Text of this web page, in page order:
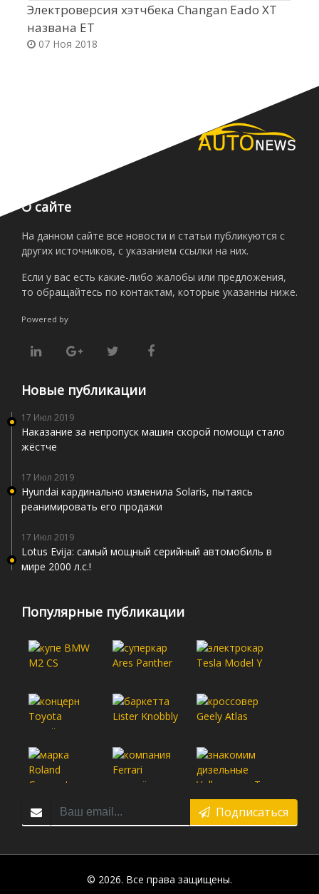
Электроверсия хэтчбека Changan Eado XT
названа ET
07 Ноя 2018
О сайте
На данном сайте все новости и статьи публикуются с
других источников, с указанием ссылки на них.
Если у вас есть какие-либо жалобы или предложения,
то обращайтесь по контактам, которые указанны ниже.
Powered by
Новые публикации
17 Июл 2019
Наказание за непропуск машин скорой помощи стало
жёстче
17 Июл 2019
Hyundai кардинально изменила Solaris, пытаясь
реанимировать его продажи
17 Июл 2019
Lotus Evija: самый мощный серийный автомобиль в
мире 2000 л.с.!
Популярные публикации
Подписаться
© 2026. Все права защищены.